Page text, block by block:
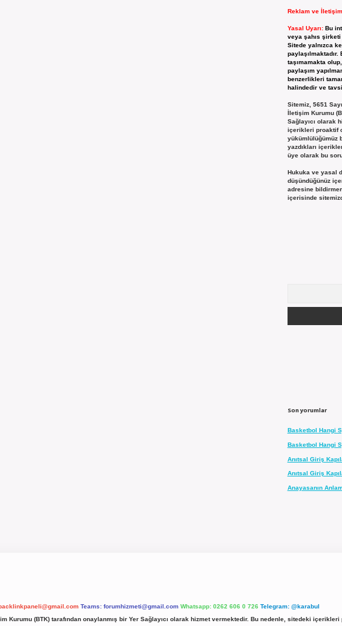
Reklam ve
Yasal Uyarı: Bu
veya şahıs şirketi
Sitede yalnızca
taşımamakta
paylaşım
benzerlikleri
halindedir ve
Sitemiz, 5651
İletişim Kurumu
Sağlayıcı olarak
içerikleri proaktif
yükümlülüğümüz
yazdıkları
üye olarak bu
Hukuka ve yasal
düşündüğünüz
adresine
içerisinde
Son yorumlar
Basketbol Hangi
Basketbol Hangi
Anıtsal Giriş
Anıtsal Giriş
Anayasanın
Teams: forumhizmeti@gmail.com Whatsapp: 0262 606 0 726 Telegram: @karabul
Kurumu (BTK) tarafından onaylanmış bir Yer Sağlayıcı olarak hizmet vermektedir. Bu nedenle, sitedeki